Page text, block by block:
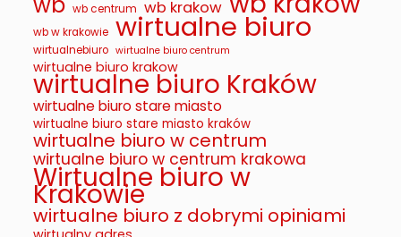
wb centrum wb krakow
wb w krakowie wirtualne biuro
wirtualnebiuro wirtualne biuro centrum
wirtualne biuro krakow
wirtualne biuro Kraków
wirtualne biuro stare miasto
wirtualne biuro stare miasto kraków
wirtualne biuro w centrum
wirtualne biuro w centrum krakowa
Wirtualne biuro w
Krakowie
wirtualne biuro z dobrymi opiniami